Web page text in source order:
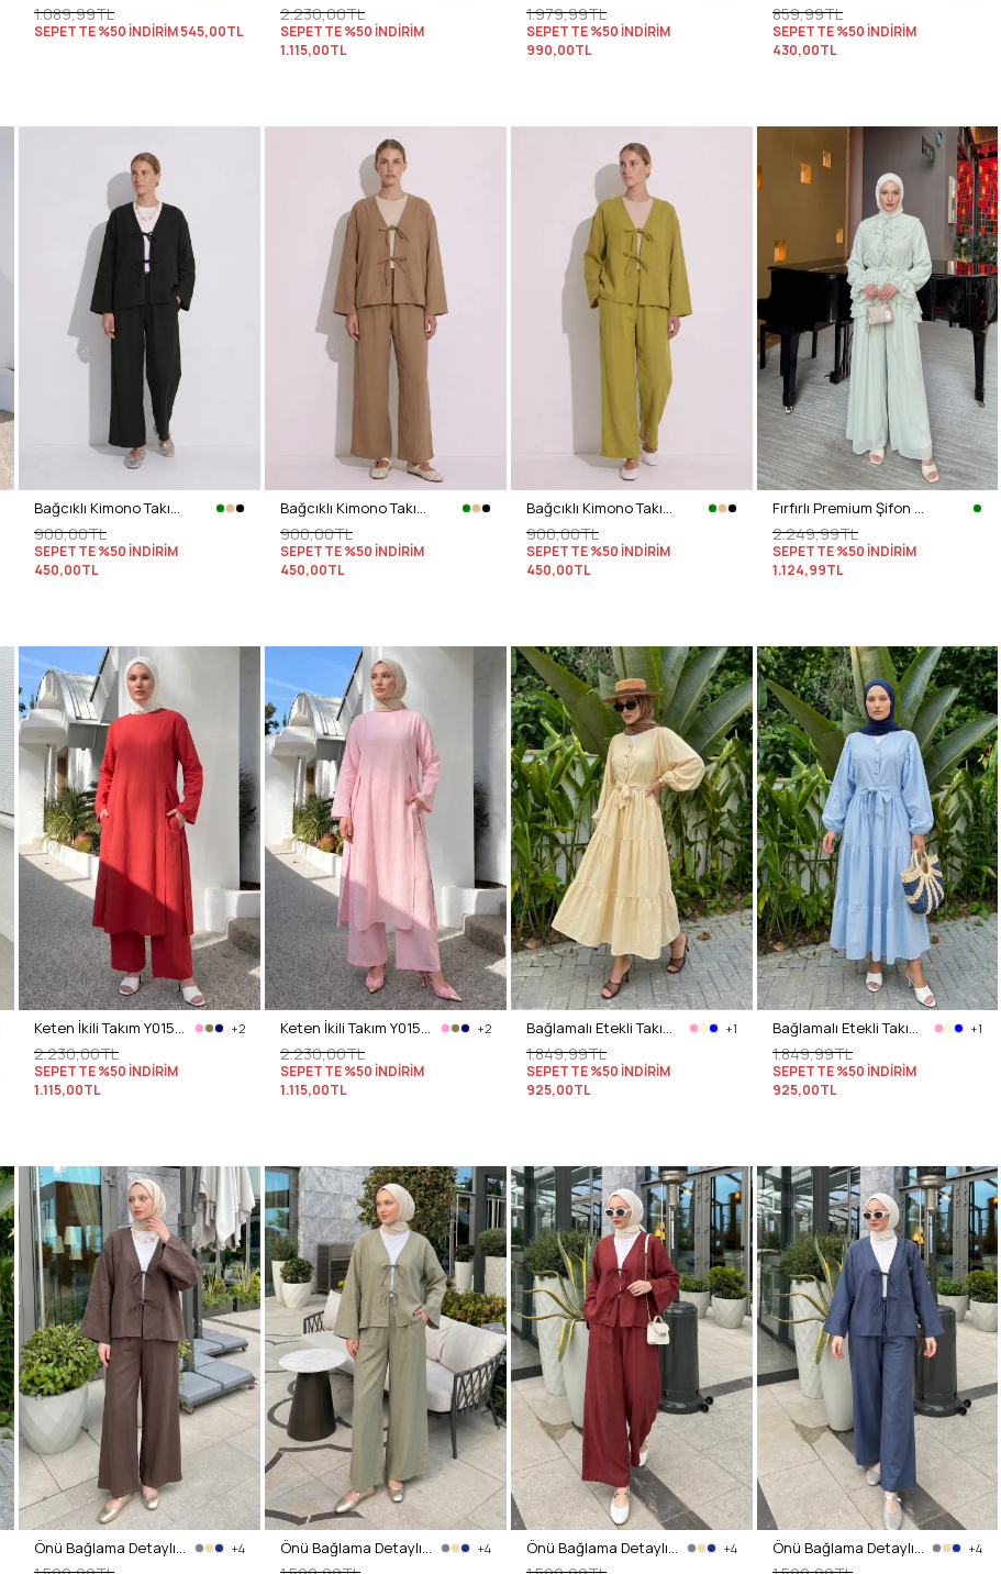
1.089,99TL
SEPETTE %50 İNDİRİM545,00TL
2.230,00TL
SEPETTE %50 İNDİRİM
1.115,00TL
1.979,99TL
SEPETTE %50 İNDİRİM
990,00TL
859,99TL
SEPETTE %50 İNDİRİM
430,00TL
Bağcıklı Kimono Takım 26610 - SİYAH
900,00TL
SEPETTE %50 İNDİRİM
450,00TL
Bağcıklı Kimono Takım 26610 - BİSKÜVİ
900,00TL
SEPETTE %50 İNDİRİM
450,00TL
Bağcıklı Kimono Takım 26610 - YAĞ YEŞİLİ
900,00TL
SEPETTE %50 İNDİRİM
450,00TL
Fırfırlı Premium Şifon Takım 266031 - AÇIK YEŞİL
2.249,99TL
SEPETTE %50 İNDİRİM
1.124,99TL
Keten İkili Takım Y0155 - KIRMIZI +2
2.230,00TL
SEPETTE %50 İNDİRİM
1.115,00TL
Keten İkili Takım Y0155 - AÇIK PEMBE +2
2.230,00TL
SEPETTE %50 İNDİRİM
1.115,00TL
Bağlamalı Etekli Takım Y0149 - TEREYAĞ SARISI +1
1.849,99TL
SEPETTE %50 İNDİRİM
925,00TL
Bağlamalı Etekli Takım Y0149 - BEBE MAVİSİ +1
1.849,99TL
SEPETTE %50 İNDİRİM
925,00TL
Önü Bağlama Detaylı Takım Y0143 - KAHVE +4 Önü Bağlama Detaylı Takım Y0143 - HAKİ +4 Önü Bağlama Detaylı Takım Y0143 - BORDO +4 Önü Bağlama Detaylı Takım Y0143 - İNDİGO +4